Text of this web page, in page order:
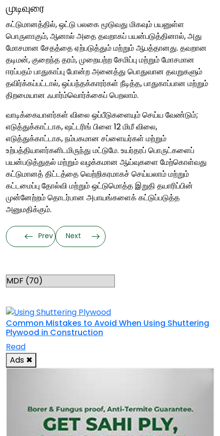
முடிவுரை
கட்டுமானத்தில், ஒட்டு பலகை மூடுவது மிகவும் பயனுள்ள
பொருளாகும், ஆனால் அதை தவறாகப் பயன்படுத்தினால், அது
மோசமான சேதத்தை ஏற்படுத்தும் மற்றும் ஆபத்தானது. தவறான
தடிமன், குறைந்த தரம், முறையற்ற சேமிப்பு மற்றும் மோசமான
ஈரப்பதம் பாதுகாப்பு போன்ற அனைத்து பொதுவான தவறுகளும்
தவிர்க்கப்பட்டால், ஒப்பந்தக்காரர்கள் நீடித்த, பாதுகாப்பான மற்றும்
திறமையான ஃபார்ம்வொர்க்கைப் பெறலாம்.
வாடிக்கையாளர்கள் விலை ஒப்பீடுகளையும் செய்ய வேண்டும்;
எடுத்துக்காட்டாக, ஷட்டரிங் பிளை 12 மிமீ விலை,
எடுத்துக்காட்டாக, நம்பகமான சப்ளையர்கள் மற்றும்
உற்பத்தியாளர்களிடமிருந்து மட்டுமே. உயர்தரப் பொருட்களைப்
பயன்படுத்துதல் மற்றும் வழக்கமான ஆய்வுகளை மேற்கொள்வது
கட்டுமானத் திட்டத்தை வெற்றிகரமாகச் செய்யலாம் மற்றும்
கட்டமைப்பு தோல்வி மற்றும் ஒட்டுமொத்த இறுதி தயாரிப்பின்
முன்னேற்றம் தொடர்பான அபாயங்களைக் கட்டுப்படுத்த
அனுமதிக்கும்.
Prev Next
Common Mistakes to Avoid When Using Shuttering
Plywood in Construction
Read
Ads ✖